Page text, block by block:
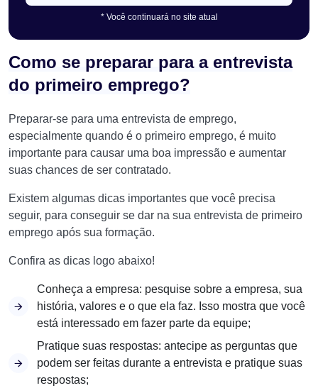
* Você continuará no site atual
Como se preparar para a entrevista
do primeiro emprego?
Preparar-se para uma entrevista de emprego,
especialmente quando é o primeiro emprego, é muito
importante para causar uma boa impressão e aumentar
suas chances de ser contratado.
Existem algumas dicas importantes que você precisa
seguir, para conseguir se dar na sua entrevista de primeiro
emprego após sua formação.
Confira as dicas logo abaixo!
Conheça a empresa: pesquise sobre a empresa, sua
história, valores e o que ela faz. Isso mostra que você
está interessado em fazer parte da equipe;
Pratique suas respostas: antecipe as perguntas que
podem ser feitas durante a entrevista e pratique suas
respostas;